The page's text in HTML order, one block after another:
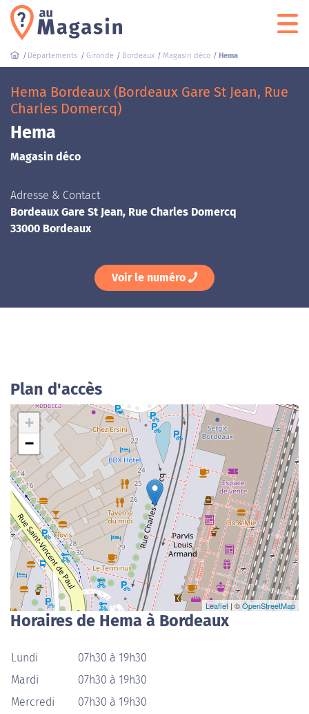
Départements Gironde Bordeaux Magasin déco Hema
Hema Bordeaux (Bordeaux Gare St Jean, Rue
Charles Domercq)
Hema
Magasin déco
Adresse & Contact
Bordeaux Gare St Jean, Rue Charles Domercq
33000 Bordeaux
Voir le numéro
Plan d'accès
+
−
Leaflet| ©OpenStreetMap
Horaires de Hema à Bordeaux
Lundi
07h30 à 19h30
Mardi
07h30 à 19h30
Mercredi
07h30 à 19h30